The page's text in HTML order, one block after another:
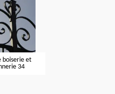
boiserie et
34